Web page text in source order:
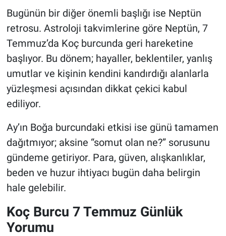
Bugünün bir diğer önemli başlığı ise Neptün
retrosu. Astroloji takvimlerine göre Neptün, 7
Temmuz’da Koç burcunda geri hareketine
başlıyor. Bu dönem; hayaller, beklentiler, yanlış
umutlar ve kişinin kendini kandırdığı alanlarla
yüzleşmesi açısından dikkat çekici kabul
ediliyor.
Ay’ın Boğa burcundaki etkisi ise günü tamamen
dağıtmıyor; aksine “somut olan ne?” sorusunu
gündeme getiriyor. Para, güven, alışkanlıklar,
beden ve huzur ihtiyacı bugün daha belirgin
hale gelebilir.
Koç Burcu 7 Temmuz Günlük
Yorumu